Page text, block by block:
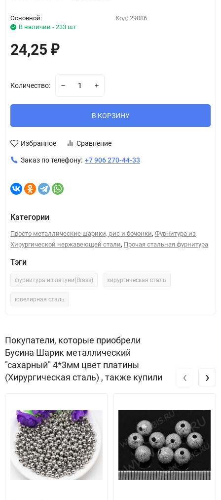
Основной:
В наличии - 233 шт
Код: 29086
24,25 ₽
Количество:
В КОРЗИНУ
Избранное Сравнение
Заказ по телефону: +7 906 270-44-33
Категории
Просто металлические шарики, рис и бочонки, Фурнитура из
Хирургической нержавеющей стали, Прочая стальная фурнитура
Тэги
фурнитура из латуни(Brass) хирургическая сталь
ювелирная сталь
Покупатели, которые приобрели
Бусина Шарик металлический
"сахарный" 4*3мм цвет платины
(Хирургическая сталь) , также купили
‹ ›